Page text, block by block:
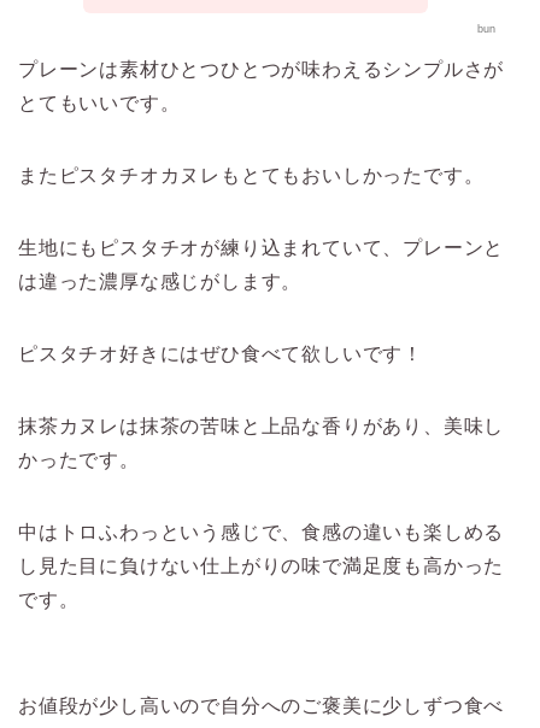
bun
プレーンは素材ひとつひとつが味わえるシンプルさが
とてもいいです。
またピスタチオカヌレもとてもおいしかったです。
生地にもピスタチオが練り込まれていて、プレーンと
は違った濃厚な感じがします。
ピスタチオ好きにはぜひ食べて欲しいです！
抹茶カヌレは抹茶の苦味と上品な香りがあり、美味し
かったです。
中はトロふわっという感じで、食感の違いも楽しめる
し見た目に負けない仕上がりの味で満足度も高かった
です。
お値段が少し高いので自分へのご褒美に少しずつ食べ